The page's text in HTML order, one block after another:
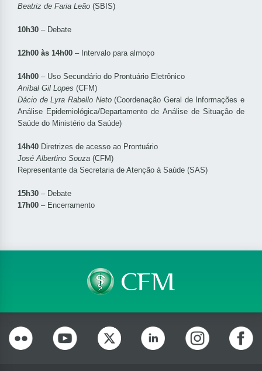
Beatriz de Faria Leão (SBIS)
10h30 – Debate
12h00 às 14h00 – Intervalo para almoço
14h00 – Uso Secundário do Prontuário Eletrônico
Aníbal Gil Lopes (CFM)
Dácio de Lyra Rabello Neto(Coordenação Geral de Informações e
Análise Epidemiológica/Departamento de Análise de Situação de
Saúde do Ministério da Saúde)
14h40 Diretrizes de acesso ao Prontuário
José Albertino Souza (CFM)
Representante da Secretaria de Atenção à Saúde (SAS)
15h30 – Debate
17h00 – Encerramento